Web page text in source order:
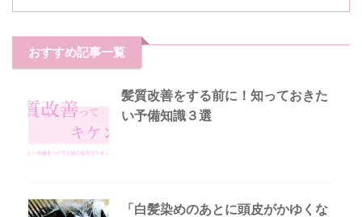
おすすめ記事一覧
髪質改善をする前に！知っておきた
い予備知識３選
「白髪染めのあとに頭皮がかゆくな